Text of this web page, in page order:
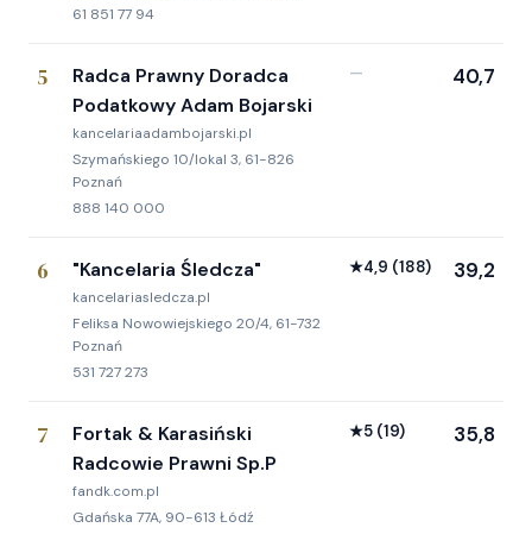
61 851 77 94
5
Radca Prawny Doradca
Podatkowy Adam Bojarski
kancelariaadambojarski.pl
Szymańskiego 10/lokal 3, 61-826
Poznań
888 140 000
— 40,7
6 "Kancelaria Śledcza"
kancelariasledcza.pl
Feliksa Nowowiejskiego 20/4, 61-732
Poznań
531 727 273
★4,9 (188) 39,2
7
Fortak & Karasiński
Radcowie Prawni Sp.P
fandk.com.pl
Gdańska 77A, 90-613 Łódź
★5 (19) 35,8